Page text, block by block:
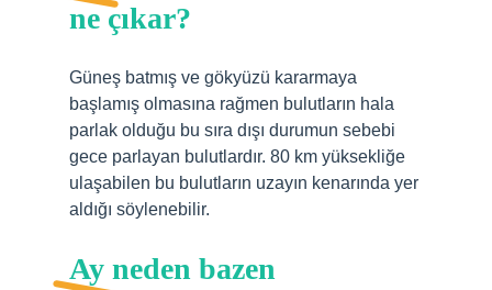
ne çıkar?
Güneş batmış ve gökyüzü kararmaya
başlamış olmasına rağmen bulutların hala
parlak olduğu bu sıra dışı durumun sebebi
gece parlayan bulutlardır. 80 km yüksekliğe
ulaşabilen bu bulutların uzayın kenarında yer
aldığı söylenebilir.
Ay neden bazen